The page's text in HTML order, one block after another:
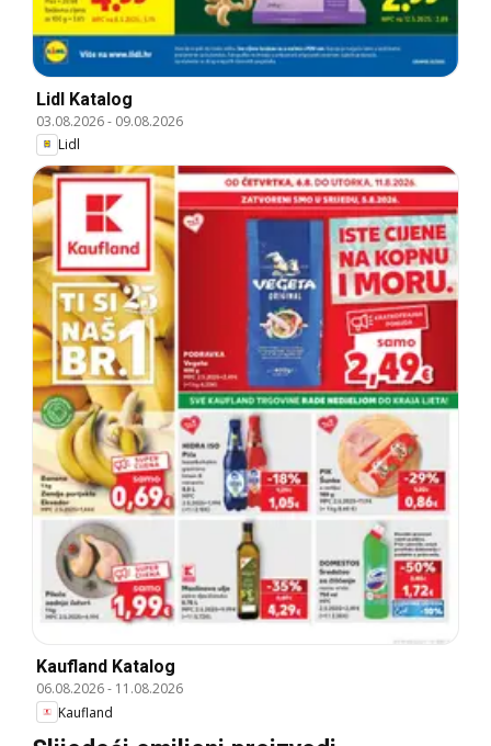
Lidl Katalog
03.08.2026- 09.08.2026
Lidl
Kaufland Katalog
06.08.2026- 11.08.2026
Kaufland